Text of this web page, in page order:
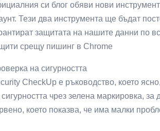
си блог обяви нови
Тези два инструмента ще бъдат
защитата на нашите данни по
срещу пишинг в Chrome
на сигурността
CheckUp е ръководство, което
сигурността чрез зелена маркировка,
което показва, че има малки